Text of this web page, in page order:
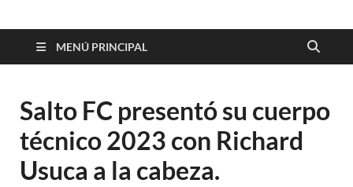
10minutos.com.uy
MENÚ PRINCIPAL
Salto FC presentó su cuerpo
técnico 2023 con Richard
Usuca a la cabeza.